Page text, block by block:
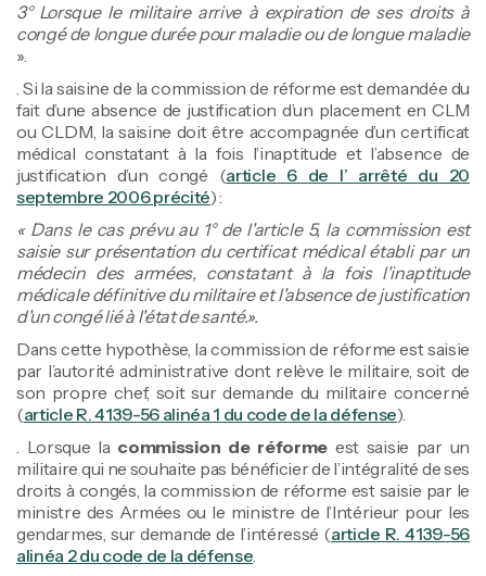
3° Lorsque le militaire arrive à expiration de ses droits à
congé de longue durée pour maladie ou de longue maladie
».
. Si la saisine de la commission de réforme est demandée du
fait d’une absence de justification d’un placement en CLM
ou CLDM, la saisine doit être accompagnée d’un certificat
médical constatant à la fois l’inaptitude et l’absence de
justification d’un congé (article 6 de l’ arrêté du 20
septembre 2006 précité) :
« Dans le cas prévu au 1° de l'article 5, la commission est
saisie sur présentation du certificat médical établi par un
médecin des armées, constatant à la fois l'inaptitude
médicale définitive du militaire et l'absence de justification
d'un congé lié à l'état de santé.».
Dans cette hypothèse, la commission de réforme est saisie
par l’autorité administrative dont relève le militaire, soit de
son propre chef, soit sur demande du militaire concerné
(article R. 4139-56 alinéa 1 du code de la défense).
. Lorsque la commission de réforme est saisie par un
militaire qui ne souhaite pas bénéficier de l’intégralité de ses
droits à congés, la commission de réforme est saisie par le
ministre des Armées ou le ministre de l’Intérieur pour les
gendarmes, sur demande de l’intéressé (article R. 4139-56
alinéa 2 du code de la défense.